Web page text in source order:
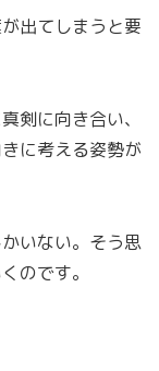
出てしまうと要
剣に向き合い、
に考える姿勢が
いない。そう思
のです。